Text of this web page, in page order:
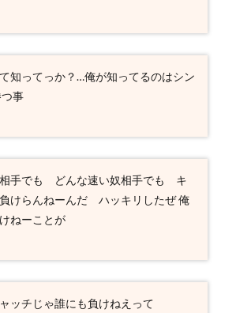
知ってっか？…俺が知ってるのはシン
事
相手でも どんな速い奴相手でも キ
けらんねーんだ ハッキリしたぜ 俺
ねーことが
ッチじゃ誰にも負けねえって